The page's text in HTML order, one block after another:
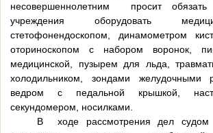
несовершеннолетним просит обязать
учреждения оборудовать
стетофонендоскопом, динамометром
оториноскопом с набором воронок,
медицинской, пузырем для льда,
холодильником, зондами желудочными
ведром с педальной крышкой,
секундомером, носилками.
В ходе рассмотрения дел судом